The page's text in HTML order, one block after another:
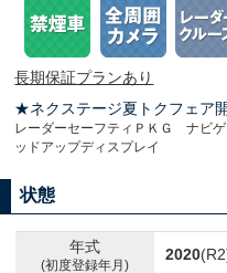
長期保証プランあり
★ネクステージ夏トクフェア
レーダーセーフティＰＫＧ ナビ
ッドアップディスプレイ
状態
年式
(初度登録年月)
2020